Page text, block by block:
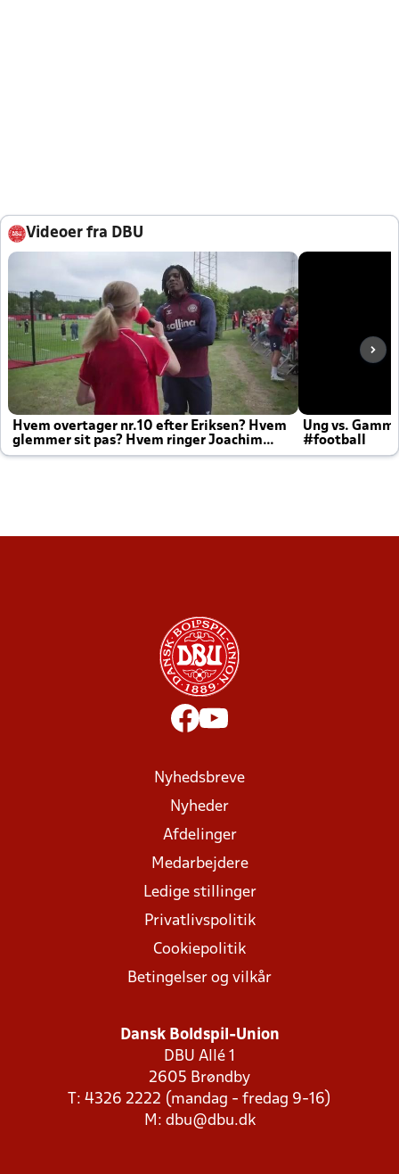
Videoer fra DBU
Hvem overtager nr.10 efter Eriksen? Hvem
glemmer sit pas? Hvem ringer Joachim
altid til efter kampe?
Ung vs.
#football
Nyhedsbreve
Nyheder
Afdelinger
Medarbejdere
Ledige stillinger
Privatlivspolitik
Cookiepolitik
Betingelser og vilkår
Dansk Boldspil-Union
DBU Allé 1
2605 Brøndby
T: 4326 2222 (mandag - fredag 9-16)
M: dbu@dbu.dk